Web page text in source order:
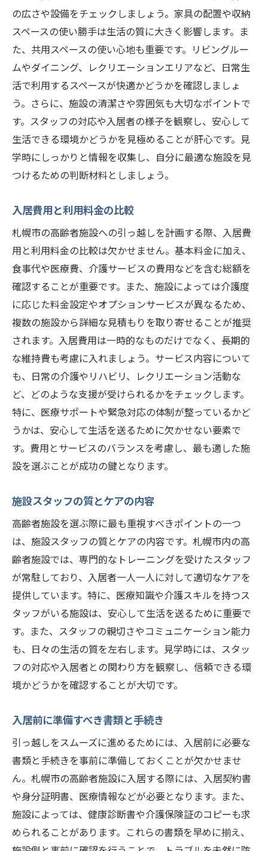
の広さや設備をチェックしましょう。家具の配置や収納
スペースの使い勝手は生活の質に大きく影響します。ま
た、共用スペースの使い心地も重要です。リビングルー
ムやダイニング、レクリエーションエリアなど、日常生
活で利用するスペースが快適かどうかを確認しましょ
う。さらに、施設の清潔さや雰囲気も大切なポイントで
す。スタッフの対応や入居者の様子を観察し、安心して
生活できる環境かどうかを見極めることが肝心です。見
学時にしっかりと情報を収集し、自分に最適な施設を見
つけるための判断材料としましょう。
入居費用と利用料金の比較
札幌市の高齢者施設への引っ越しを計画する際、入居費
用と利用料金の比較は欠かせません。基本料金に加え、
食事代や医療費、介護サービスの費用などを含む総額を
確認することが重要です。また、施設によっては介護度
に応じた料金設定やオプションサービスが異なるため、
複数の施設から詳細な見積もりを取り寄せることが推奨
されます。入居費用は一時的なものだけでなく、長期的
な維持費も考慮に入れましょう。サービス内容について
も、日常の介護やリハビリ、レクリエーション活動な
ど、どのような支援が受けられるかをチェックします。
特に、医療サポートや緊急対応の体制が整っているかど
うかは、安心して生活を送るために欠かせない要素で
す。費用とサービスのバランスを考慮し、最も適した施
設を選ぶことが成功の鍵となります。
施設スタッフの質とケアの内容
高齢者施設を選ぶ際に最も重視すべきポイントの一つ
は、施設スタッフの質とケアの内容です。札幌市内の高
齢者施設では、専門的なトレーニングを受けたスタッフ
が常駐しており、入居者一人一人に対して適切なケアを
提供しています。特に、医療知識や介護スキルを持つス
タッフがいる施設は、安心して生活を送るために重要で
す。また、スタッフの親切さやコミュニケーション能力
も、日々の生活の質を左右します。見学時には、スタッ
フの対応や入居者との関わり方を観察し、信頼できる環
境かどうかを確認することが大切です。
入居前に準備すべき書類と手続き
引っ越しをスムーズに進めるためには、入居前に必要な
書類と手続きを事前に準備しておくことが欠かせませ
ん。札幌市の高齢者施設に入居する際には、入居契約書
や身分証明書、医療情報などが必要となります。また、
施設によっては、健康診断書や介護保険証のコピーも求
められることがあります。これらの書類を早めに揃え、